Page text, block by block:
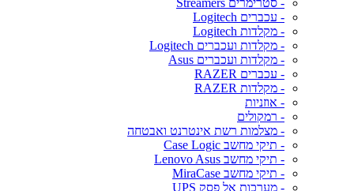
- סטרימרים Streamers
- עכברים Logitech
- מקלדות Logitech
- מקלדות ועכברים Logitech
- מקלדות ועכברים Asus
- עכברים RAZER
- מקלדות RAZER
- אוזניות
- רמקולים
- מצלמות רשת אינטרנט ואבטחה
- תיקי מחשב Case Logic
- תיקי מחשב Lenovo Asus
- תיקי מחשב MiraCase
- מערכות אל פסק UPS